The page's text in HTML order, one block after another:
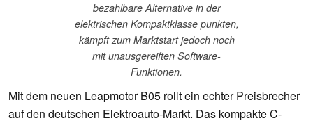
bezahlbare Alternative in der
elektrischen Kompaktklasse punkten,
kämpft zum Marktstart jedoch noch
mit unausgereiften Software-
Funktionen.
Mit dem neuen Leapmotor B05 rollt ein echter Preisbrecher
auf den deutschen Elektroauto-Markt. Das kompakte C-